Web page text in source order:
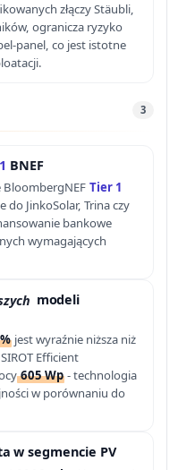
złączy Stäubli,
ogranicza ryzyko
panel, co jest istotne
3
BNEF
BloombergNEF Tier 1
do JinkoSolar, Trina czy
bankowe
wymagających
modeli
jest wyraźnie niższa niż
Efficient
605 Wp - technologia
w porównaniu do
w segmencie PV